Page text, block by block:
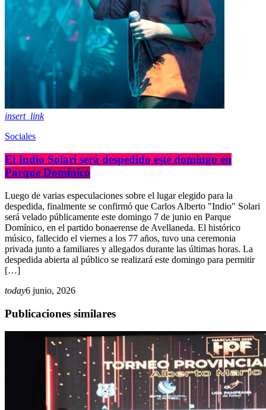
insert_link
Sociales
El Indio Solari será despedido este domingo en
Parque Domínico
Luego de varias especulaciones sobre el lugar elegido para la
despedida, finalmente se confirmó que Carlos Alberto "Indio" Solari
será velado públicamente este domingo 7 de junio en Parque
Domínico, en el partido bonaerense de Avellaneda. El histórico
músico, fallecido el viernes a los 77 años, tuvo una ceremonia
privada junto a familiares y allegados durante las últimas horas. La
despedida abierta al público se realizará este domingo para permitir
[…]
today6 junio, 2026
Publicaciones similares